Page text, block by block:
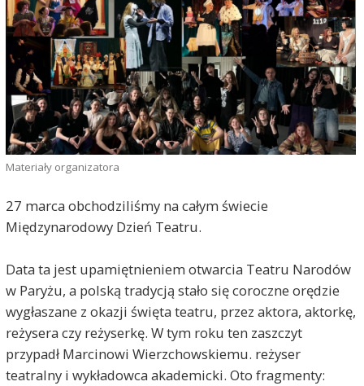
Materiały organizatora
27 marca obchodziliśmy na całym świecie
Międzynarodowy Dzień Teatru.
Data ta jest upamiętnieniem otwarcia Teatru Narodów
w Paryżu, a polską tradycją stało się coroczne orędzie
wygłaszane z okazji święta teatru, przez aktora, aktorkę,
reżysera czy reżyserkę. W tym roku ten zaszczyt
przypadł Marcinowi Wierzchowskiemu. reżyser
teatralny i wykładowca akademicki. Oto fragmenty: